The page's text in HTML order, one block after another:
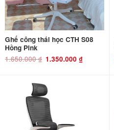
Ghế công thái học CTH S08
Hồng Pink
1.650.000₫ Giá
gốc
1.350.000₫Giá
hiện